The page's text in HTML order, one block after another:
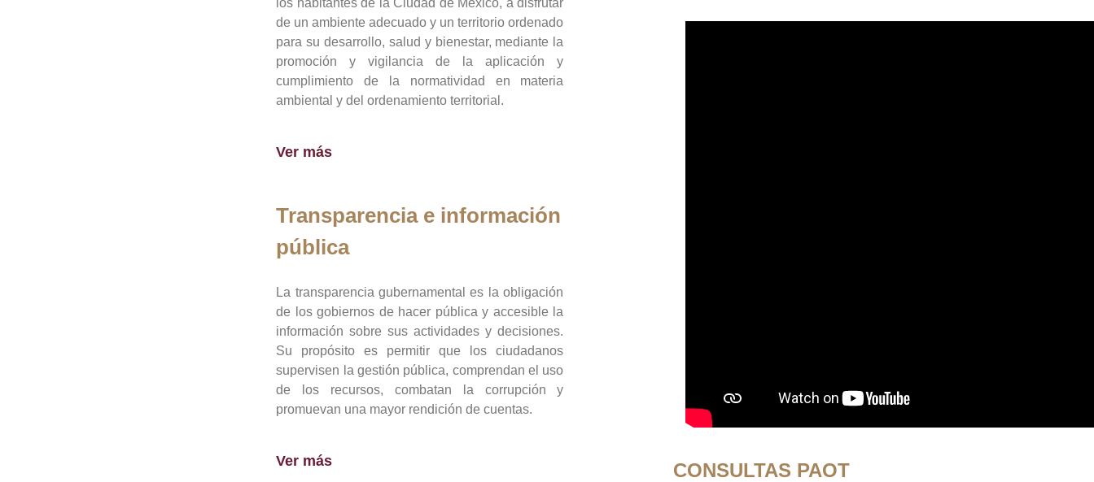
los habitantes de la Ciudad de México, a disfrutar
de un ambiente adecuado y un territorio ordenado
para su desarrollo, salud y bienestar, mediante la
promoción y vigilancia de la aplicación y
cumplimiento de la normatividad en materia
ambiental y del ordenamiento territorial.
Ver más
Transparencia e información
pública
La transparencia gubernamental es la obligación
de los gobiernos de hacer pública y accesible la
información sobre sus actividades y decisiones.
Su propósito es permitir que los ciudadanos
supervisen la gestión pública, comprendan el uso
de los recursos, combatan la corrupción y
promuevan una mayor rendición de cuentas.
Ver más CONSULTAS PAOT